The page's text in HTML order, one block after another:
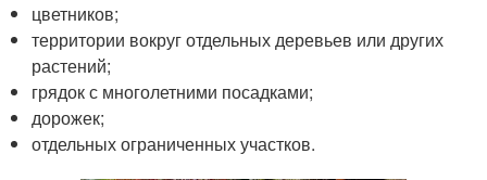
цветников;
территории вокруг отдельных деревьев или других
растений;
грядок с многолетними посадками;
дорожек;
отдельных ограниченных участков.